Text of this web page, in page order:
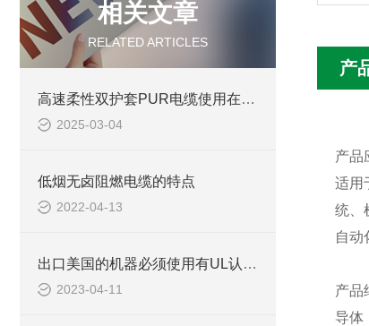
相关文章
RELATED ARTICLES
高速柔性双护套PUR电缆使用在哪些领域
2025-03-04
低烟无卤阻燃电缆的特点
2022-04-13
出口美国的机器必须使用有UL认证电缆吗
2023-04-11
产
产品
适用
统、
自动
产品
导体